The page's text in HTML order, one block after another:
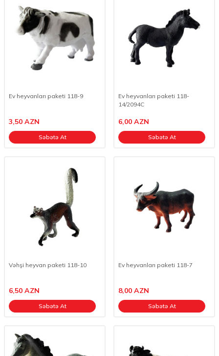
Ev heyvanları paketi 118-9
3,50 AZN
Səbətə At
Ev heyvanları paketi 118-
14/2094C
6,00 AZN
Səbətə At
Vəhşi heyvan paketi 118-10
6,50 AZN
Səbətə At
Ev heyvanları paketi 118-7
8,00 AZN
Səbətə At